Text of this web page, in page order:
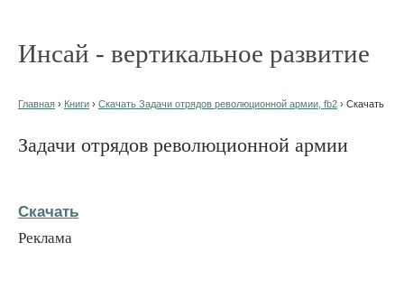
Инсай - вертикальное развитие
Главная › Книги › Скачать Задачи отрядов революционной армии, fb2 › Скачать
Задачи отрядов революционной армии
Скачать
Реклама